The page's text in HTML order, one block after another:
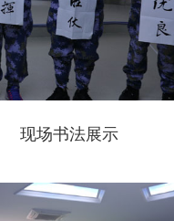
现场书法展示